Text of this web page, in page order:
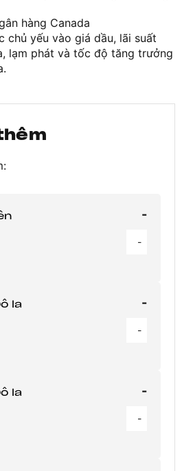
hàng Canada
chủ yếu vào giá dầu, lãi suất
lạm phát và tốc độ tăng trưởng
-
-
la
-
-
la
-
-